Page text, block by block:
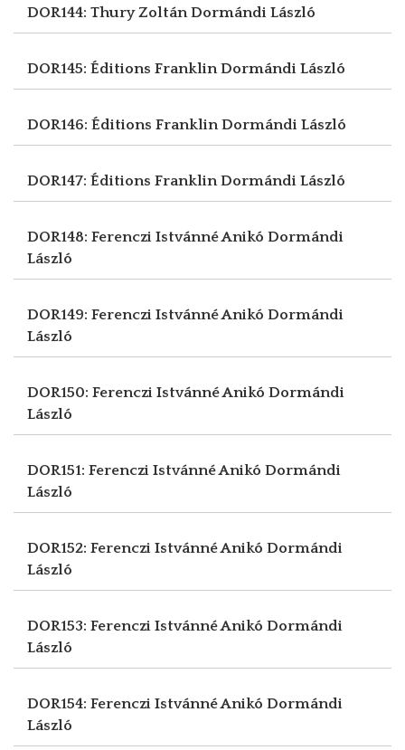
DOR144: Thury ZoltánDormándi László
DOR145: Éditions FranklinDormándi László
DOR146: Éditions FranklinDormándi László
DOR147: Éditions FranklinDormándi László
DOR148: Ferenczi Istvánné Anikó Dormándi
László
DOR149: Ferenczi Istvánné Anikó Dormándi
László
DOR150: Ferenczi Istvánné Anikó Dormándi
László
DOR151: Ferenczi Istvánné Anikó Dormándi
László
DOR152: Ferenczi Istvánné Anikó Dormándi
László
DOR153: Ferenczi Istvánné Anikó Dormándi
László
DOR154: Ferenczi Istvánné Anikó Dormándi
László